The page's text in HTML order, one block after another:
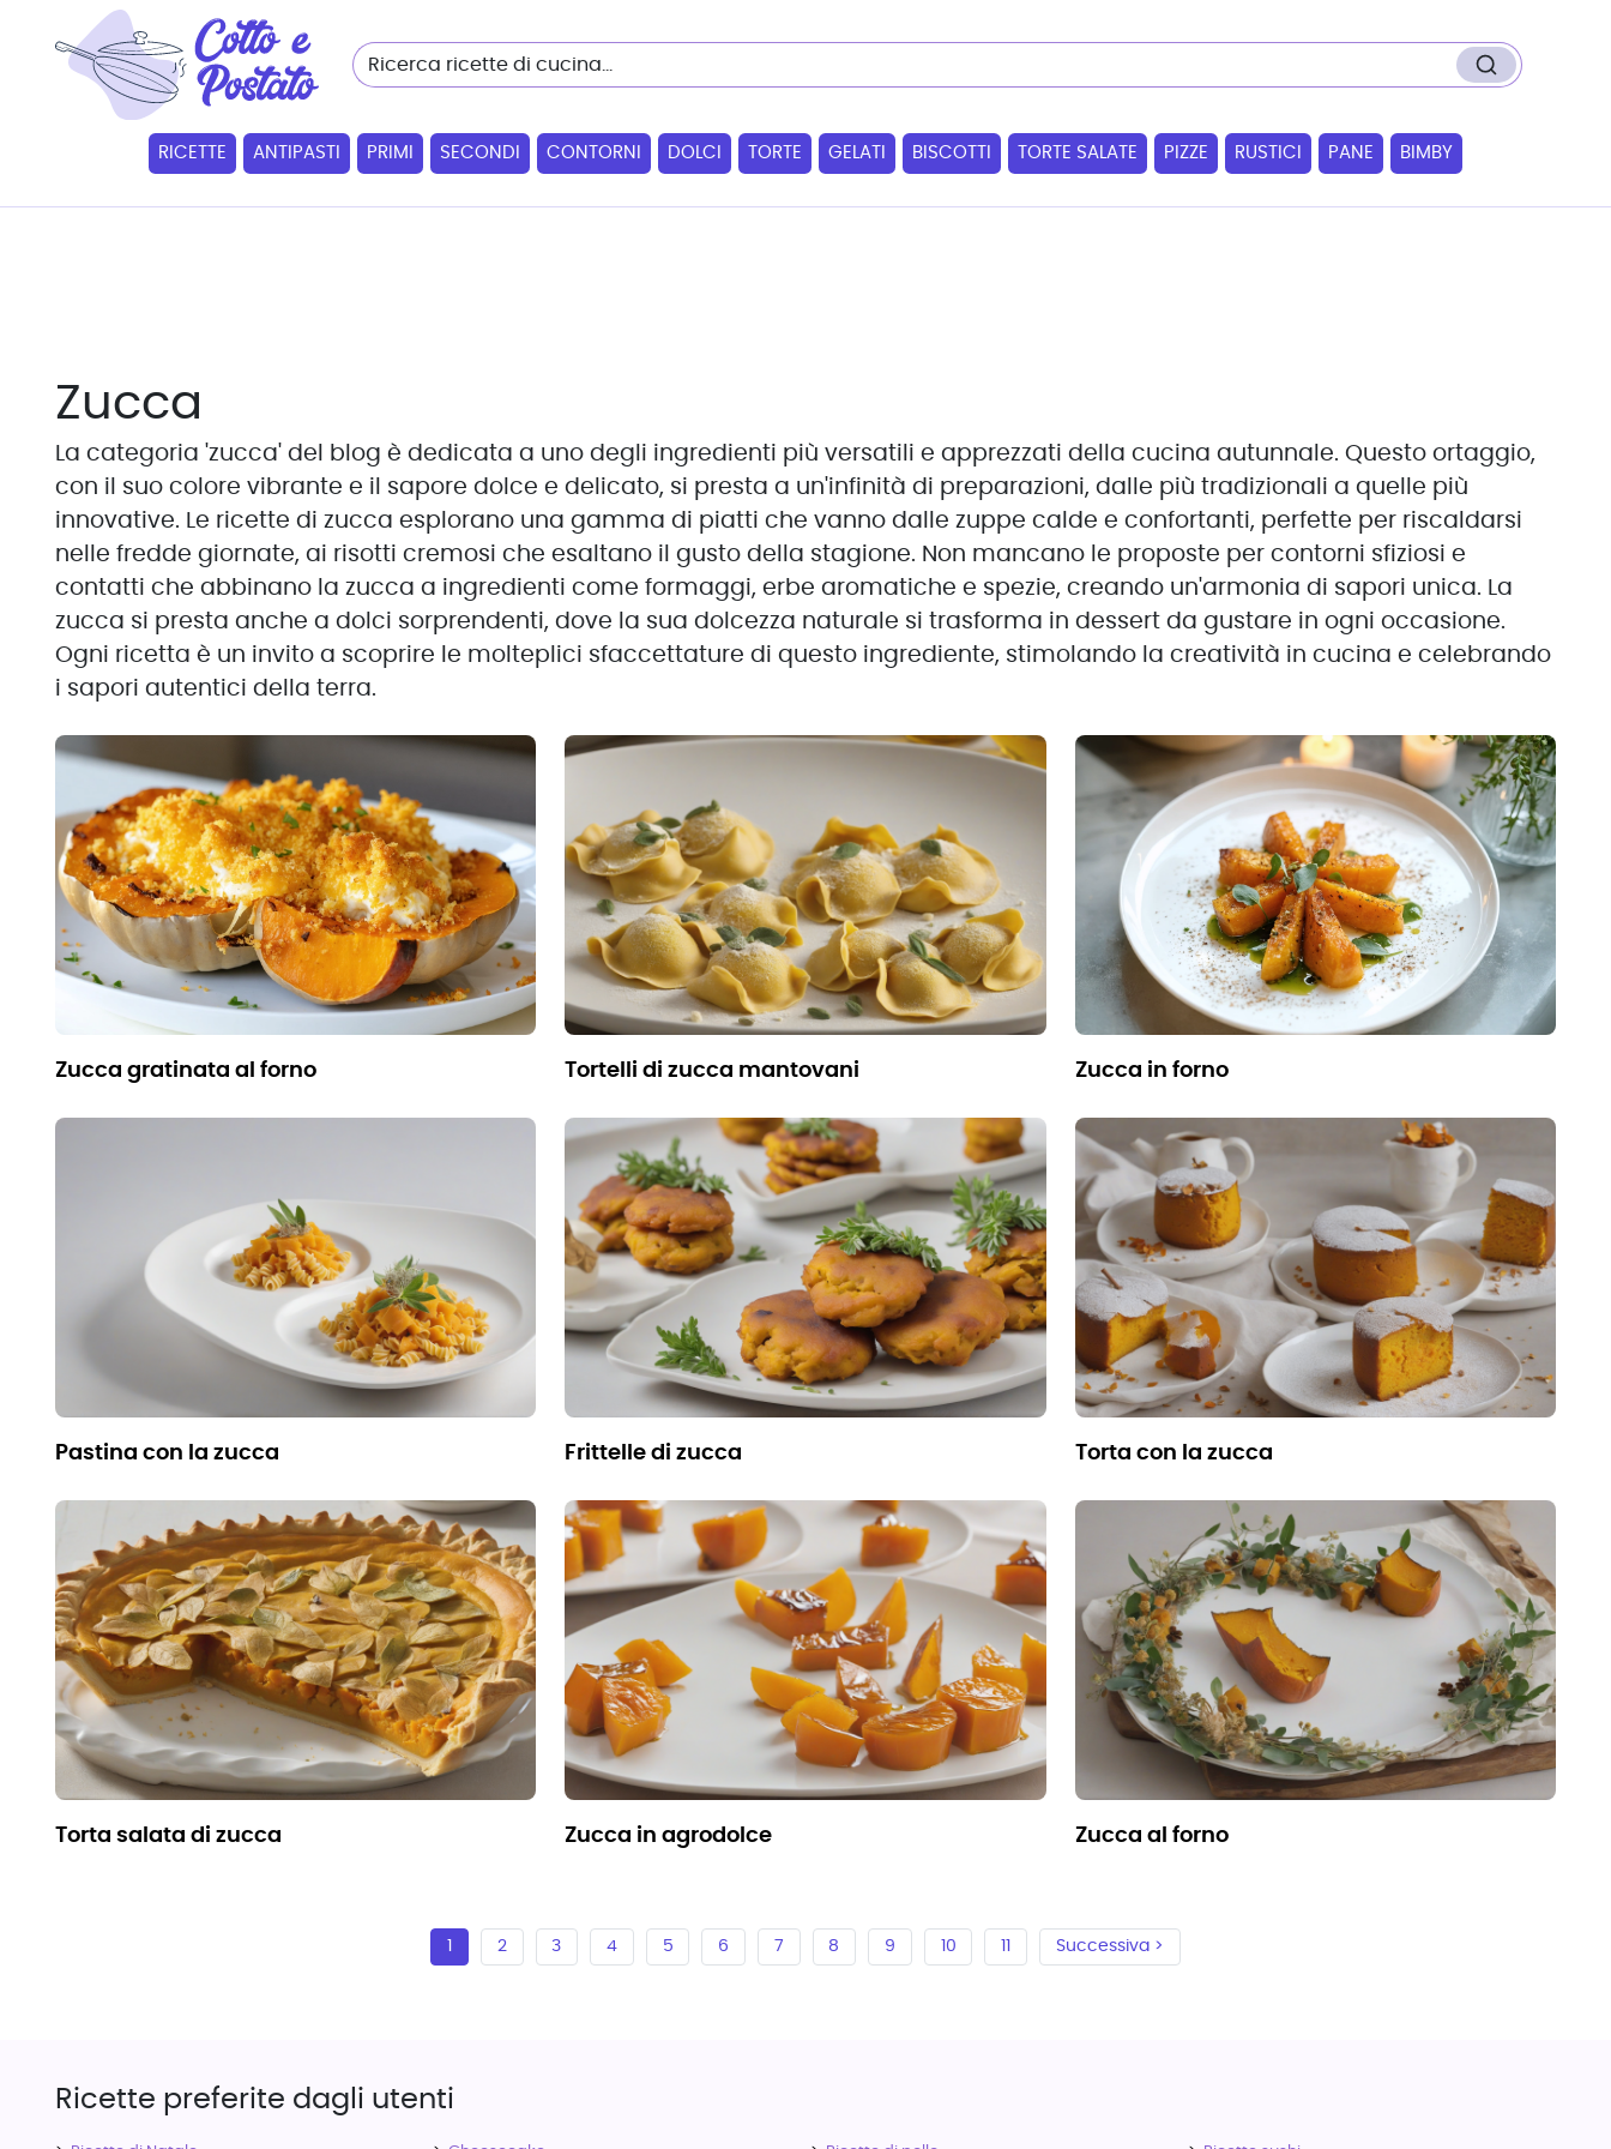
RICETTE ANTIPASTI PRIMI SECONDI CONTORNI DOLCI TORTE GELATI BISCOTTI TORTE SALATE PIZZE RUSTICI PANE BIMBY
Zucca
La categoria 'zucca' del blog è dedicata a uno degli ingredienti più versatili e apprezzati della cucina autunnale. Questo ortaggio,
con il suo colore vibrante e il sapore dolce e delicato, si presta a un'infinità di preparazioni, dalle più tradizionali a quelle più
innovative. Le ricette di zucca esplorano una gamma di piatti che vanno dalle zuppe calde e confortanti, perfette per riscaldarsi
nelle fredde giornate, ai risotti cremosi che esaltano il gusto della stagione. Non mancano le proposte per contorni sfiziosi e
contatti che abbinano la zucca a ingredienti come formaggi, erbe aromatiche e spezie, creando un'armonia di sapori unica. La
zucca si presta anche a dolci sorprendenti, dove la sua dolcezza naturale si trasforma in dessert da gustare in ogni occasione.
Ogni ricetta è un invito a scoprire le molteplici sfaccettature di questo ingrediente, stimolando la creatività in cucina e celebrando
i sapori autentici della terra.
zucca gratinata al forno tortelli di zucca mantovani zucca in forno
pastina con la zucca frittelle di zucca torta con la zucca
torta salata di zucca zucca in agrodolce zucca al forno
2 3 4 5 6 7 8 9 10 Successiva >
Ricette preferite dagli utenti